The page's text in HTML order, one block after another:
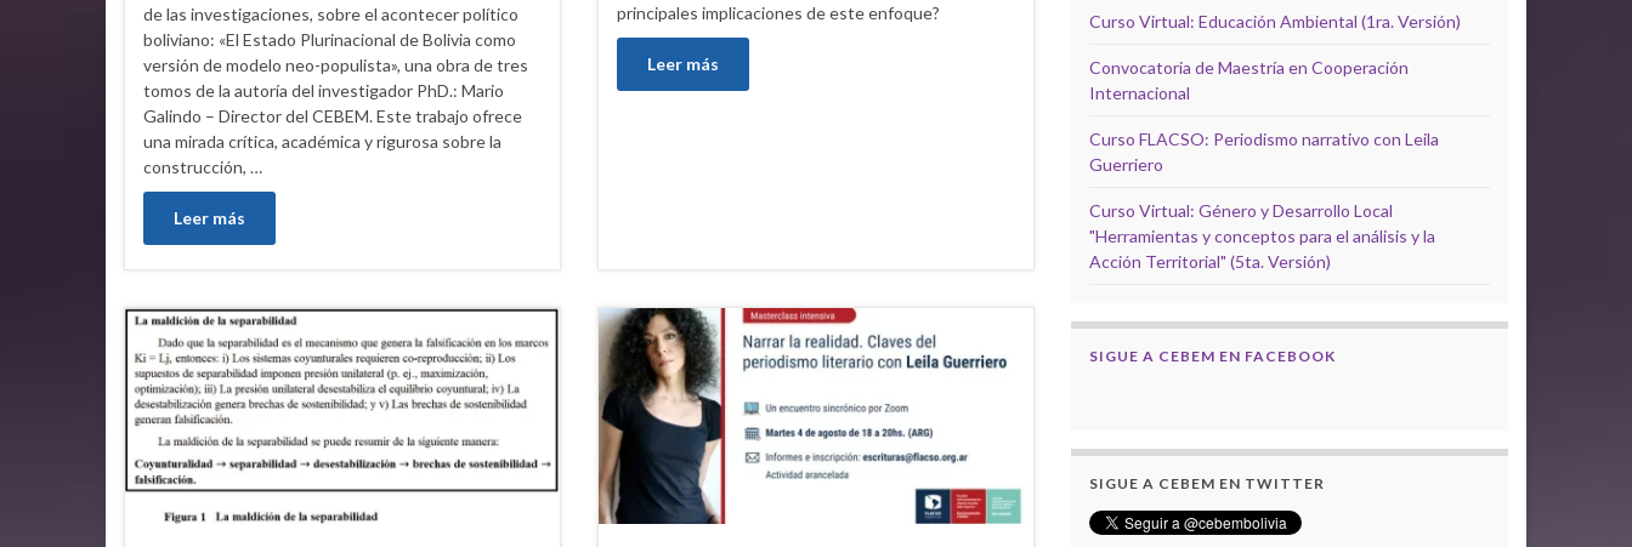
de las investigaciones, sobre el acontecer político
boliviano: «El Estado Plurinacional de Bolivia como
versión de modelo neo-populista», una obra de tres
tomos de la autoría del investigador PhD.: Mario
Galindo – Director del CEBEM. Este trabajo ofrece
una mirada crítica, académica y rigurosa sobre la
construcción, …
Leer más
principales implicaciones de este enfoque?
Leer más
Curso Virtual: Educación Ambiental (1ra. Versión)
Convocatoria de Maestría en Cooperación
Internacional
Curso FLACSO: Periodismo narrativo con Leila
Guerriero
Curso Virtual: Género y Desarrollo Local
"Herramientas y conceptos para el análisis y la
Acción Territorial" (5ta. Versión)
SIGUE A CEBEM EN FACEBOOK
SIGUE A CEBEM EN TWITTER